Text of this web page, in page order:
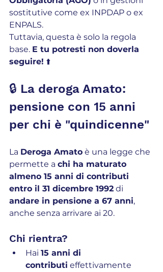
sostitutive come ex INPDAP o ex
ENPALS.
Tuttavia, questa è solo la regola
base. E tu potresti non doverla
seguire! ⬆️
🔒 La deroga Amato:
pensione con 15 anni
per chi è "quindicenne"
La Deroga Amato è una legge che
permette a chi ha maturato
almeno 15 anni di contributi
entro il 31 dicembre 1992 di
andare in pensione a 67 anni,
anche senza arrivare ai 20.
Chi rientra?
Hai 15 anni di
contributi effettivamente